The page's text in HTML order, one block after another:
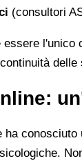
(consultori
essere
ha